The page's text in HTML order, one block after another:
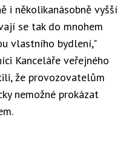
i několikanásobně vyšší
se tak do mnohem
vlastního bydlení,"
Kanceláře veřejného
že provozovatelům
nemožné prokázat